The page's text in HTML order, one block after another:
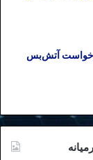
درخواست آتش‌بس